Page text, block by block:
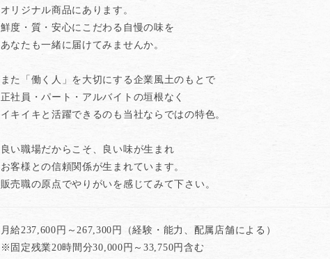
オリジナル商品にあります。
鮮度・質・安心にこだわる自慢の味を
あなたも一緒に届けてみませんか。
また「働く人」を大切にする企業風土のもとで
正社員・パート・アルバイトの垣根なく
イキイキと活躍できるのも当社ならではの特色。
良い職場だからこそ、良い味が生まれ
お客様との信頼関係が生まれています。
販売職の原点でやりがいを感じてみて下さい。
月給237,600円～267,300円（経験・能力、配属店舗による）
※固定残業20時間分30,000円～33,750円含む